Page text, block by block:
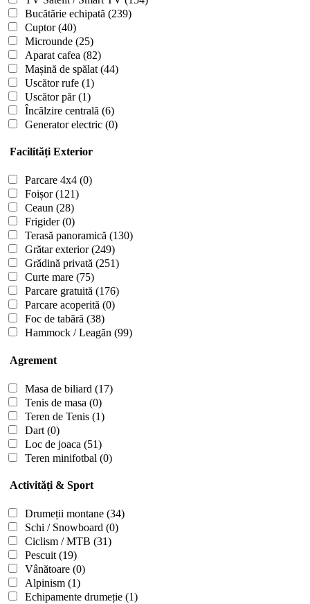
Bucătărie echipată (239)
Cuptor(40)
Microunde (25)
Aparat cafea (82)
Mașină de spălat (44)
Uscător rufe (1)
Uscător păr(1)
Încălzire centrală (6)
Generator electric (0)
Facilități Exterior
Parcare 4x4 (0)
Foișor(121)
Ceaun (28)
Frigider(0)
Terasă panoramică (130)
Grătar exterior(249)
Grădină privată (251)
Curte mare (75)
Parcare gratuită (176)
Parcare acoperită (0)
Foc de tabără (38)
Hammock / Leagăn (99)
Agrement
Masa de biliard (17)
Tenis de masa (0)
Teren de Tenis (1)
Dart (0)
Loc de joaca (51)
Teren minifotbal (0)
Activități & Sport
Drumeții montane (34)
Schi / Snowboard (0)
Ciclism / MTB (31)
Pescuit(19)
Vânătoare (0)
Alpinism (1)
Echipamente drumeție (1)